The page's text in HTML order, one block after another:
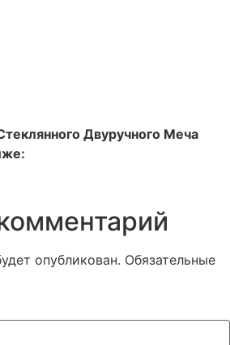
Двуручного Меча
опубликован. Обязательные